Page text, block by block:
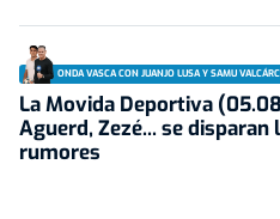
ONDA VASCA CON JUANJO LUSA Y SAMU
La Movida Deportiva
Aguerd, Zezé... se disparan
rumores